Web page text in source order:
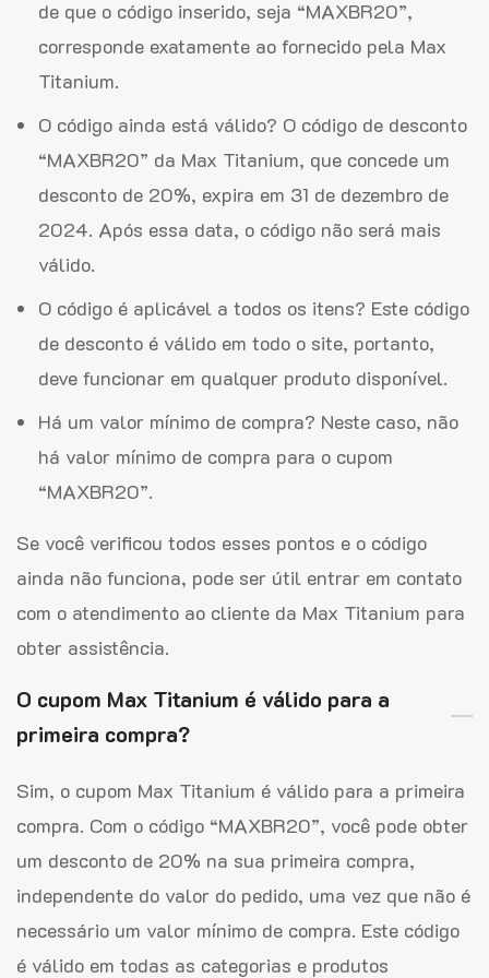
de que o código inserido, seja “MAXBR20”,
corresponde exatamente ao fornecido pela Max
Titanium.
O código ainda está válido? O código de desconto
“MAXBR20” da Max Titanium, que concede um
desconto de 20%, expira em 31 de dezembro de
2024. Após essa data, o código não será mais
válido.
O código é aplicável a todos os itens? Este código
de desconto é válido em todo o site, portanto,
deve funcionar em qualquer produto disponível.
Há um valor mínimo de compra? Neste caso, não
há valor mínimo de compra para o cupom
“MAXBR20”.
Se você verificou todos esses pontos e o código
ainda não funciona, pode ser útil entrar em contato
com o atendimento ao cliente da Max Titanium para
obter assistência.
O cupom Max Titanium é válido para a
primeira compra?
Sim, o cupom Max Titanium é válido para a primeira
compra. Com o código “MAXBR20”, você pode obter
um desconto de 20% na sua primeira compra,
independente do valor do pedido, uma vez que não é
necessário um valor mínimo de compra. Este código
é válido em todas as categorias e produtos